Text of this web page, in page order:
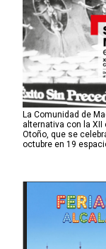
La Comunidad de
alternativa con la XII
Otoño, que se
octubre en 19